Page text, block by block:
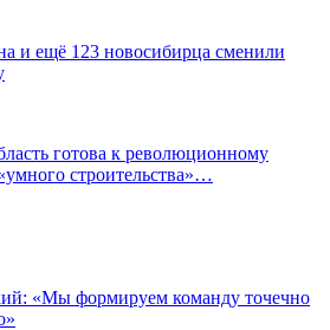
и ещё 123 новосибирца сменили
готова к революционному
строительства»…
«Мы формируем команду точечно